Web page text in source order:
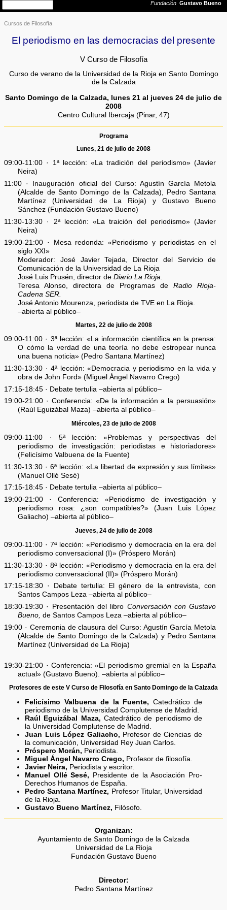
Cursos de Filosofía
El periodismo en las democracias del presente
V Curso de Filosofía
Curso de verano de la Universidad de la Rioja en Santo Domingo
de la Calzada
Santo Domingo de la Calzada, lunes 21 al jueves 24 de julio de
2008
Centro Cultural Ibercaja (Pinar, 47)
Programa
Lunes, 21 de julio de 2008
09:00-11:00 · 1ª lección: «La tradición del periodismo» (Javier
Neira)
11:00 · Inauguración oficial del Curso: Agustín García Metola
(Alcalde de Santo Domingo de la Calzada), Pedro Santana
Martínez (Universidad de La Rioja) y Gustavo Bueno
Sánchez (Fundación Gustavo Bueno)
11:30-13:30 · 2ª lección: «La traición del periodismo» (Javier
Neira)
19:00-21:00 · Mesa redonda: «Periodismo y periodistas en el
siglo XXI»
Moderador: José Javier Tejada, Director del Servicio de
Comunicación de la Universidad de La Rioja
José Luis Prusén, director deDiario La Rioja
Teresa Alonso, directora de Programas deRadio Rioja-
Cadena SER.
José Antonio Mourenza, periodista de TVE en La Rioja.
–abierta al público–
Martes, 22 de julio de 2008
09:00-11:00 · 3ª lección: «La información científica en la prensa:
O cómo la verdad de una teoría no debe estropear nunca
una buena noticia» (Pedro Santana Martínez)
11:30-13:30 · 4ª lección: «Democracia y periodismo en la vida y
obra de John Ford» (Miguel Ángel Navarro Crego)
17:15-18:45 · Debate tertulia –abierta al público–
19:00-21:00 · Conferencia: «De la información a la persuasión»
(Raúl Eguizábal Maza) –abierta al público–
Miércoles, 23 de julio de 2008
09:00-11:00 · 5ª lección: «Problemas y perspectivas del
periodismo de investigación: periodistas e historiadores»
(Felicísimo Valbuena de la Fuente)
11:30-13:30 · 6ª lección: «La libertad de expresión y sus límites»
(Manuel Ollé Sesé)
17:15-18:45 · Debate tertulia –abierta al público–
19:00-21:00 · Conferencia: «Periodismo de investigación y
periodismo rosa: ¿son compatibles?» (Juan Luis López
Galiacho) –abierta al público–
Jueves, 24 de julio de 2008
09:00-11:00 · 7ª lección: «Periodismo y democracia en la era del
periodismo conversacional (I)» (Próspero Morán)
11:30-13:30 · 8ª lección: «Periodismo y democracia en la era del
periodismo conversacional (II)» (Próspero Morán)
17:15-18:30 · Debate tertulia: El género de la entrevista, con
Santos Campos Leza –abierta al público–
18:30-19:30 · Presentación del libro Conversación con Gustavo
Bueno, de Santos Campos Leza –abierta al público–
19:00 · Ceremonia de clausura del Curso: Agustín García Metola
(Alcalde de Santo Domingo de la Calzada) y Pedro Santana
Martínez (Universidad de La Rioja)
19:30-21:00 · Conferencia: «El periodismo gremial en la España
actual» (Gustavo Bueno). –abierta al público–
Profesores de este V Curso de Filosofía en Santo Domingo de la Calzada
Felicísimo Valbuena de la Fuente, Catedrático de
periodismo de la Universidad Complutense de Madrid.
Raúl Eguizábal Maza, Catedrático de periodismo de
la Universidad Complutense de Madrid.
Juan Luis López Galiacho, Profesor de Ciencias de
la comunicación, Universidad Rey Juan Carlos.
Próspero Morán, Periodista.
Miguel Ángel Navarro Crego, Profesor de filosofía.
Javier Neira, Periodista y escritor.
Manuel Ollé Sesé, Presidente de la Asociación Pro-
Derechos Humanos de España.
Pedro Santana Martínez, Profesor Titular, Universidad
de la Rioja.
Gustavo Bueno Martínez, Filósofo.
Organizan:
Ayuntamiento de Santo Domingo de la Calzada
Universidad de La Rioja
Fundación Gustavo Bueno
Director:
Pedro Santana Martínez